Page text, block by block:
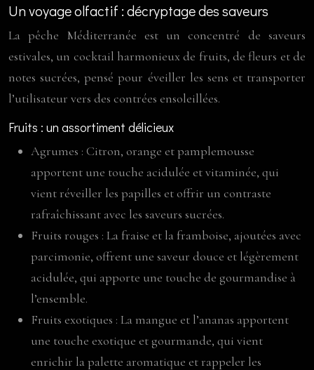
Un voyage olfactif : décryptage des saveurs
La pêche Méditerranée est un concentré de saveurs
estivales, un cocktail harmonieux de fruits, de fleurs et de
notes sucrées, pensé pour éveiller les sens et transporter
l’utilisateur vers des contrées ensoleillées.
Fruits : un assortiment délicieux
Agrumes : Citron, orange et pamplemousse
apportent une touche acidulée et vitaminée, qui
vient réveiller les papilles et offrir un contraste
rafraîchissant avec les saveurs sucrées.
Fruits rouges : La fraise et la framboise, ajoutées avec
parcimonie, offrent une saveur douce et légèrement
acidulée, qui apporte une touche de gourmandise à
l’ensemble.
Fruits exotiques : La mangue et l’ananas apportent
une touche exotique et gourmande, qui vient
enrichir la palette aromatique et rappeler les